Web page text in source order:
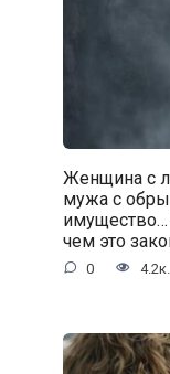
Женщина с
мужа с
имущество…
чем это
0 4.2к.